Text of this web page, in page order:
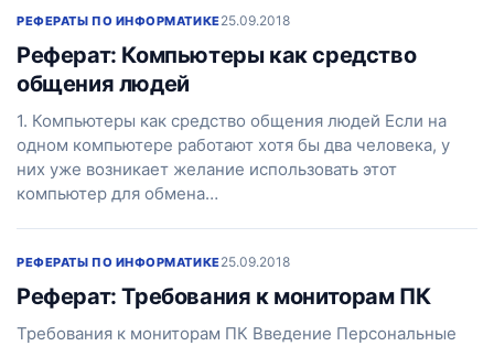
РЕФЕРАТЫ ПО ИНФОРМАТИКЕ25.09.2018
Реферат: Компьютеры как средство
общения людей
1. Компьютеры как средство общения людей Если на
одном компьютере работают хотя бы два человека, у
них уже возникает желание использовать этот
компьютер для обмена…
РЕФЕРАТЫ ПО ИНФОРМАТИКЕ25.09.2018
Реферат: Требования к мониторам ПК
Требования к мониторам ПК Введение Персональные